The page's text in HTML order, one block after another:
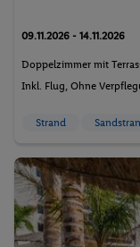
09.11.2026 - 14.11.2026
Doppelzimmer mit
Inkl. Flug, Ohne
Strand